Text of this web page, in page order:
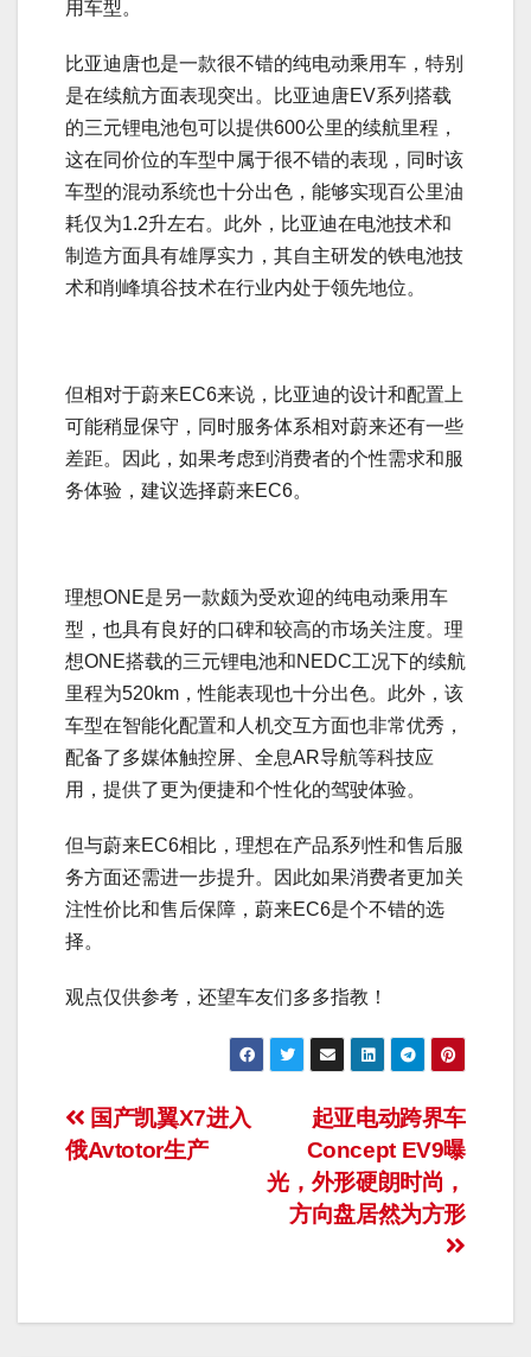
用车型。
比亚迪唐也是一款很不错的纯电动乘用车，特别
是在续航方面表现突出。比亚迪唐EV系列搭载
的三元锂电池包可以提供600公里的续航里程，
这在同价位的车型中属于很不错的表现，同时该
车型的混动系统也十分出色，能够实现百公里油
耗仅为1.2升左右。此外，比亚迪在电池技术和
制造方面具有雄厚实力，其自主研发的铁电池技
术和削峰填谷技术在行业内处于领先地位。
但相对于蔚来EC6来说，比亚迪的设计和配置上
可能稍显保守，同时服务体系相对蔚来还有一些
差距。因此，如果考虑到消费者的个性需求和服
务体验，建议选择蔚来EC6。
理想ONE是另一款颇为受欢迎的纯电动乘用车
型，也具有良好的口碑和较高的市场关注度。理
想ONE搭载的三元锂电池和NEDC工况下的续航
里程为520km，性能表现也十分出色。此外，该
车型在智能化配置和人机交互方面也非常优秀，
配备了多媒体触控屏、全息AR导航等科技应
用，提供了更为便捷和个性化的驾驶体验。
但与蔚来EC6相比，理想在产品系列性和售后服
务方面还需进一步提升。因此如果消费者更加关
注性价比和售后保障，蔚来EC6是个不错的选
择。
观点仅供参考，还望车友们多多指教！
文
章
起亚电动跨界车
Concept EV9曝
光，外形硬朗时尚，
方向盘居然为方形
国产凯翼X7进入
俄Avtotor生产